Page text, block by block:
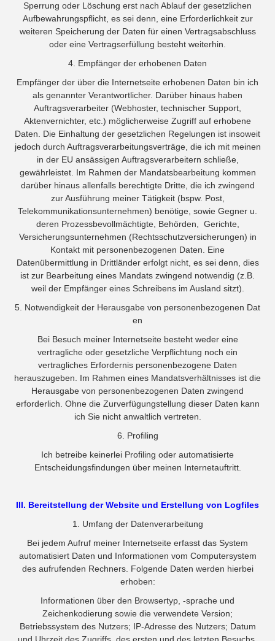
Sperrung oder Löschung erst nach Ablauf der gesetzlichen
Aufbewahrungspflicht, es sei denn, eine Erforderlichkeit zur
weiteren Speicherung der Daten für einen Vertragsabschluss
oder eine Vertragserfüllung besteht weiterhin.
4. Empfänger der erhobenen Daten
Empfänger der über die Internetseite erhobenen Daten bin ich
als genannter Verantwortlicher. Darüber hinaus haben
Auftragsverarbeiter (Webhoster, technischer Support,
Aktenvernichter, etc.) möglicherweise Zugriff auf erhobene
Daten. Die Einhaltung der gesetzlichen Regelungen ist insoweit
jedoch durch Auftragsverarbeitungsverträge, die ich mit meinen
in der EU ansässigen Auftragsverarbeitern schließe,
gewährleistet. Im Rahmen der Mandatsbearbeitung kommen
darüber hinaus allenfalls berechtigte Dritte, die ich zwingend
zur Ausführung meiner Tätigkeit (bspw. Post,
Telekommunikationsunternehmen) benötige, sowie Gegner u.
deren Prozessbevollmächtigte, Behörden, Gerichte,
Versicherungsunternehmen (Rechtsschutzversicherungen) in
Kontakt mit personenbezogenen Daten. Eine
Datenübermittlung in Drittländer erfolgt nicht, es sei denn, dies
ist zur Bearbeitung eines Mandats zwingend notwendig (z.B.
weil der Empfänger eines Schreibens im Ausland sitzt).
5. Notwendigkeit der Herausgabe von personenbezogenen Dat
en
Bei Besuch meiner Internetseite besteht weder eine
vertragliche oder gesetzliche Verpflichtung noch ein
vertragliches Erfordernis personenbezogene Daten
herauszugeben. Im Rahmen eines Mandatsverhältnisses ist die
Herausgabe von personenbezogenen Daten zwingend
erforderlich. Ohne die Zurverfügungstellung dieser Daten kann
ich Sie nicht anwaltlich vertreten.
6. Profiling
Ich betreibe keinerlei Profiling oder automatisierte
Entscheidungsfindungen über meinen Internetauftritt.
III. Bereitstellung der Website und Erstellung von Logfiles
1. Umfang der Datenverarbeitung
Bei jedem Aufruf meiner Internetseite erfasst das System
automatisiert Daten und Informationen vom Computersystem
des aufrufenden Rechners. Folgende Daten werden hierbei
erhoben:
Informationen über den Browsertyp, -sprache und
Zeichenkodierung sowie die verwendete Version;
Betriebssystem des Nutzers; IP-Adresse des Nutzers; Datum